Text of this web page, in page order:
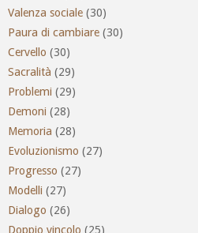
Valenza sociale (30)
Paura di cambiare (30)
Cervello (30)
Sacralità (29)
Problemi (29)
Demoni (28)
Memoria (28)
Evoluzionismo (27)
Progresso (27)
Modelli (27)
Dialogo (26)
Doppio vincolo (25)